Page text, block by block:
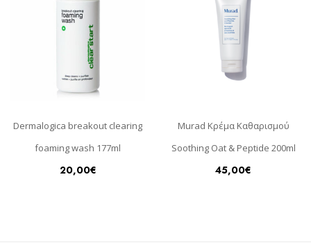
Dermalogica breakout clearing
foaming wash 177ml
20,00€
Murad Κρέμα Καθαρισμού
Soothing Oat & Peptide 200ml
45,00€